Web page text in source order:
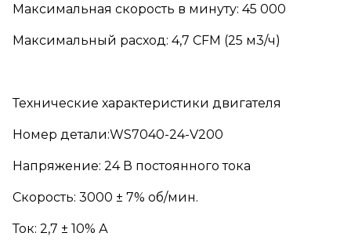
Максимальная скорость в минуту: 45 000
Максимальный расход: 4,7 CFM (25 м3/ч)
Технические характеристики двигателя
Номер детали:WS7040-24-V200
Напряжение: 24 В постоянного тока
Скорость: 3000 ± 7% об/мин.
Ток: 2,7 ± 10% А